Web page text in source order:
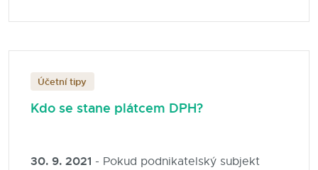
Účetní tipy
Kdo se stane plátcem DPH?
30. 9. 2021 - Pokud podnikatelský subjekt